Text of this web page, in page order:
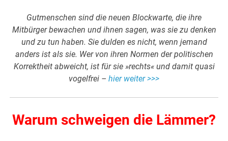
Gutmenschen sind die neuen Blockwarte, die ihre
Mitbürger bewachen und ihnen sagen, was sie zu denken
und zu tun haben. Sie dulden es nicht, wenn jemand
anders ist als sie. Wer von ihren Normen der politischen
Korrektheit abweicht, ist für sie »rechts« und damit quasi
vogelfrei – hier weiter >>>
Warum schweigen die Lämmer?